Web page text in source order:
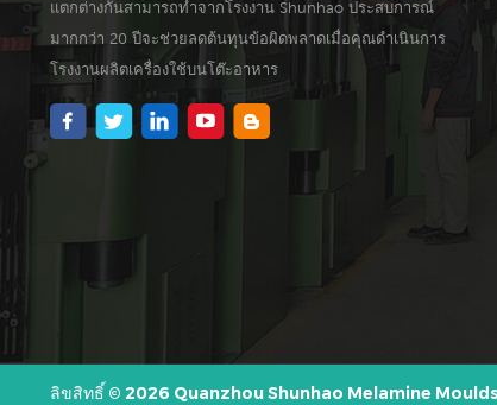
แตกต่างกันสามารถทำจากโรงงาน Shunhao ประสบการณ์
มากกว่า 20 ปีจะช่วยลดต้นทุนข้อผิดพลาดเมื่อคุณดำเนินการ
โรงงานผลิตเครื่องใช้บนโต๊ะอาหาร
ลิขสิทธิ์ © 2026 Quanzhou Shunhao Melamine